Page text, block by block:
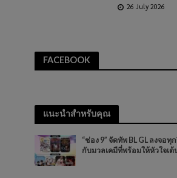
26 July 2026
FACEBOOK
แนะนำสำหรับคุณ
“ช่อง 9” จัดทัพ BL GL ลงจอทุ
กับมวลเคมีที่พร้อมให้หัวใจเต้